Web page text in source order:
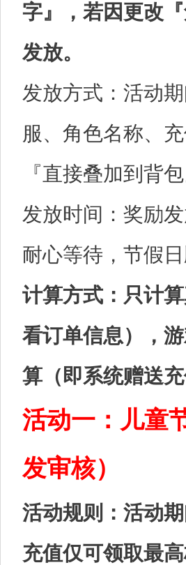
字』，若因更改
发放。
发放方式：活动
服、角色名称、
『直接叠加到背
发放时间：奖励
耐心等待，节假
计算方式：只计
看订单信息），
算（即系统赠送
活动一：儿童
发审核）
活动规则：活动
充值仅可领取最